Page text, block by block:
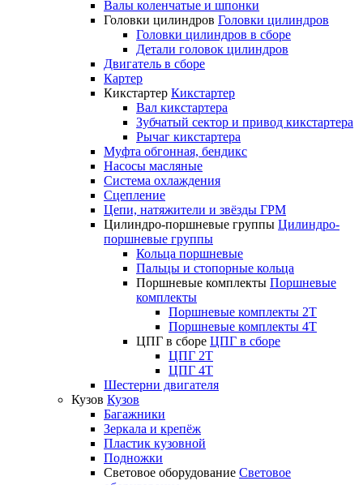
Валы коленчатые и шпонки
Головки цилиндров Головки цилиндров
Головки цилиндров в сборе
Детали головок цилиндров
Двигатель в сборе
Картер
Кикстартер Кикстартер
Вал кикстартера
Зубчатый сектор и привод кикстартера
Рычаг кикстартера
Муфта обгонная, бендикс
Насосы масляные
Система охлаждения
Сцепление
Цепи, натяжители и звёзды ГРМ
Цилиндро-поршневые группы Цилиндро-
поршневые группы
Кольца поршневые
Пальцы и стопорные кольца
Поршневые комплекты Поршневые
комплекты
Поршневые комплекты 2T
Поршневые комплекты 4T
ЦПГ в сборе ЦПГ в сборе
ЦПГ 2T
ЦПГ 4T
Шестерни двигателя
Кузов Кузов
Багажники
Зеркала и крепёж
Пластик кузовной
Подножки
Световое оборудование Световое